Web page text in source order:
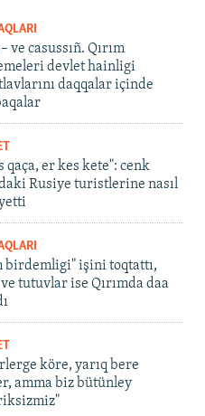
ve casussıñ. Qırım
devlet hainligi
daqqalar içinde
qaça, er kes kete": cenk
Rusiye turistlerine nasıl
birdemligi" işini toqtattı,
tutuvlar ise Qırımda daa
köre, yarıq bere
amma biz bütünley